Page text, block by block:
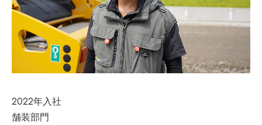
2022年入社
舗装部門